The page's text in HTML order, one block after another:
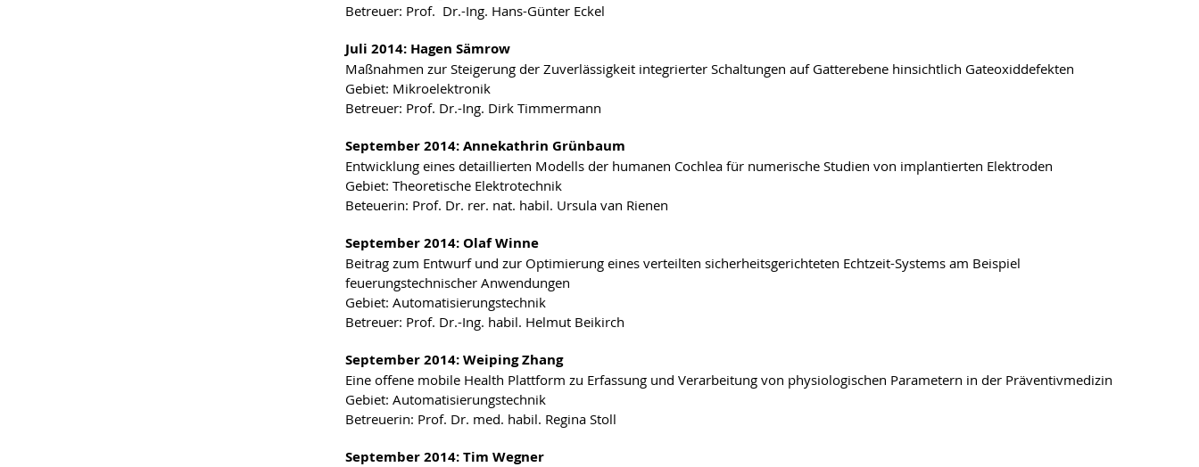
Betreuer: Prof. Dr.-Ing. Hans-Günter Eckel
Juli 2014: Hagen Sämrow
Maßnahmen zur Steigerung der Zuverlässigkeit integrierter Schaltungen auf Gatterebene hinsichtlich Gateoxiddefekten
Gebiet: Mikroelektronik
Betreuer: Prof. Dr.-Ing. Dirk Timmermann
September 2014: Annekathrin Grünbaum
Entwicklung eines detaillierten Modells der humanen Cochlea für numerische Studien von implantierten Elektroden
Gebiet: Theoretische Elektrotechnik
Beteuerin: Prof. Dr. rer. nat. habil. Ursula van Rienen
September 2014: Olaf Winne
Beitrag zum Entwurf und zur Optimierung eines verteilten sicherheitsgerichteten Echtzeit-Systems am Beispiel
feuerungstechnischer Anwendungen
Gebiet: Automatisierungstechnik
Betreuer: Prof. Dr.-Ing. habil. Helmut Beikirch
September 2014: Weiping Zhang
Eine offene mobile Health Plattform zu Erfassung und Verarbeitung von physiologischen Parametern in der Präventivmedizin
Gebiet: Automatisierungstechnik
Betreuerin: Prof. Dr. med. habil. Regina Stoll
September 2014: Tim Wegner